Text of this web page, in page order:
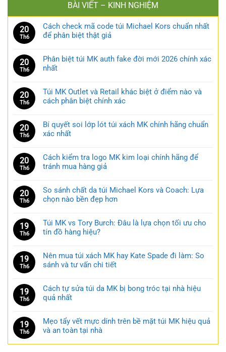
BÀI VIẾT – KINH NGHIỆM
20
Th6
Cách check mã code túi Michael Kors chuẩn nhất
để phân biệt thật giả
20
Th6
Phân biệt túi MK auth fake đời mới 2026 chính xác
nhất
20
Th6
Túi MK Outlet và Retail khác biệt ở điểm nào và
cách phân biệt chính xác
20
Th6
Bí quyết soi lớp lót túi xách MK chính hãng chuẩn
xác nhất
20
Th6
Cách kiểm tra logo MK kim loại chính hãng để
tránh mua hàng giả
20
Th6
So sánh chất da túi Michael Kors và Coach: Lựa
chọn nào bền đẹp hơn
19
Th6
Túi MK vs Tory Burch: Đâu là lựa chọn tối ưu cho
tín đồ hàng hiệu?
19
Th6
Nên mua túi xách MK hay Kate Spade đi làm: So
sánh và tư vấn chi tiết
19
Th6
Cách tự sửa túi da MK bị bong tróc tại nhà hiệu
quả nhất
19
Th6
Mẹo tẩy vết mực dính trên bề mặt túi MK hiệu quả
và an toàn tại nhà